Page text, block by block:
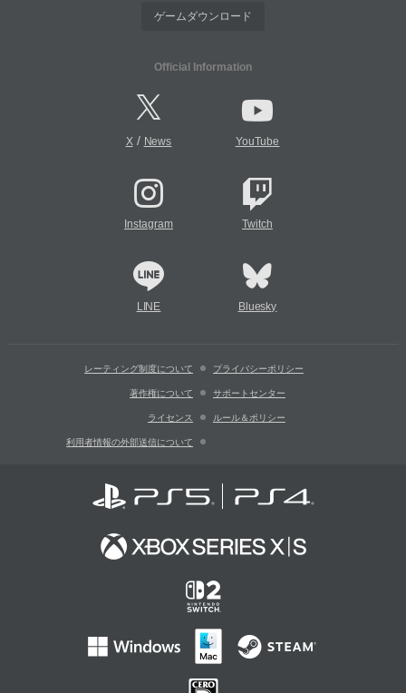
ゲームダウンロード
Official Information
X/ News YouTube
Instagram Twitch
LINE Bluesky
レーティング制度について プライバシーポリシー
著作権について サポートセンター
ライセンス ルール＆ポリシー
利用者情報の外部送信について